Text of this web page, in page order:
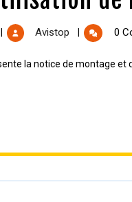
Avistop 0